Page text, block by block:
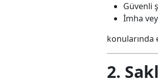
Güvenli
İmha
konularında
2.